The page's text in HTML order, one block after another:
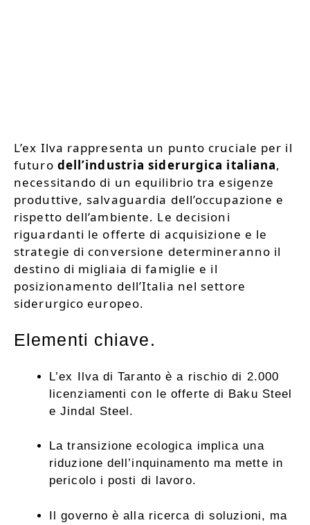
L’ex Ilva rappresenta un punto cruciale per il
futuro dell’industria siderurgica italiana,
necessitando di un equilibrio tra esigenze
produttive, salvaguardia dell’occupazione e
rispetto dell’ambiente. Le decisioni
riguardanti le offerte di acquisizione e le
strategie di conversione determineranno il
destino di migliaia di famiglie e il
posizionamento dell’Italia nel settore
siderurgico europeo.
Elementi chiave.
L’ex Ilva di Taranto è a rischio di 2.000
licenziamenti con le offerte di Baku Steel
e Jindal Steel.
La transizione ecologica implica una
riduzione dell’inquinamento ma mette in
pericolo i posti di lavoro.
Il governo è alla ricerca di soluzioni, ma